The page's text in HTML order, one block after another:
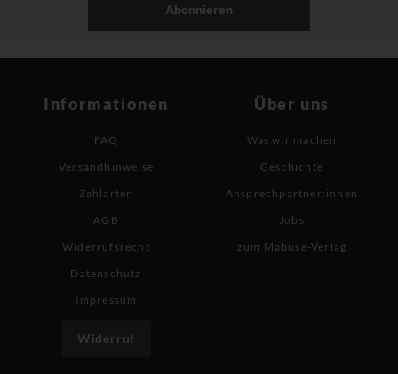
Abonnieren
Informationen
FAQ
Versandhinweise
Zahlarten
AGB
Widerrufsrecht
Datenschutz
Impressum
Widerruf
Über uns
Was wir machen
Geschichte
Ansprechpartner:innen
Jobs
zum Mabuse-Verlag